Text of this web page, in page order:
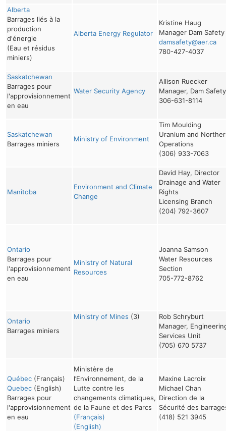
Alberta
Barrages liés à la
production
d'énergie
(Eau et résidus
miniers)
Alberta Energy Regulator
Kristine Haug
Manager Dam Safety
damsafety@aer.ca
780-427-4037
Saskatchewan
Barrages pour
l'approvisionnement
en eau
Water Security Agency
Allison Ruecker
Manager, Dam Safety
306-631-8114
Saskatchewan
Barrages miniers
Ministry of Environment
Tim Moulding
Uranium and
Operations
(306) 933-7063
Manitoba
Environment and Climate
Change
David Hay, Director
Drainage and Water
Rights
Licensing Branch
(204) 792-3607
Ontario
Barrages pour
l'approvisionnement
en eau
Ministry of Natural
Resources
Joanna Samson
Water Resources
Section
705-772-8762
Ontario
Barrages miniers
Ministry of Mines (3)
Rob Schryburt
Manager,
Services Unit
(705) 670 5737
Québec(Français)
Quebec(English)
Barrages pour
l'approvisionnement
en eau
Ministère de
l’Environnement, de la
Lutte contre les
changements climatiques,
de la Faune et des Parcs
(Français)
(English)
Maxine Lacroix
Michael Chan
Direction de la
Sécurité des
(418) 521 3945